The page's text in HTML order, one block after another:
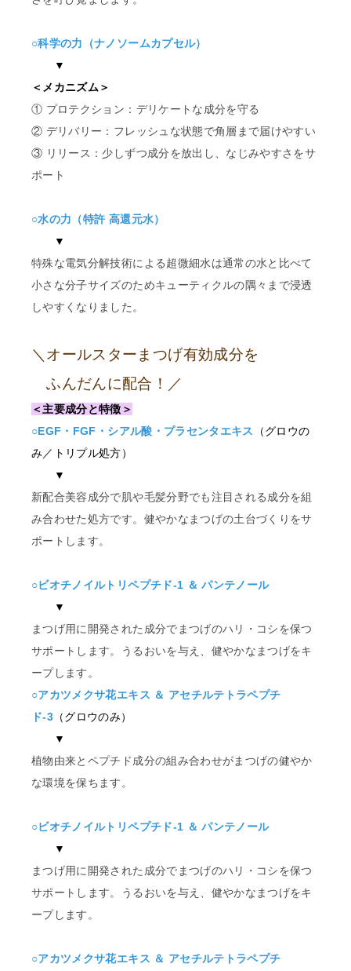
○科学の力（ナノソームカプセル）
▼
＜メカニズム＞
① プロテクション：デリケートな成分を守る
② デリバリー：フレッシュな状態で角層まで届けやすい
③ リリース：少しずつ成分を放出し、なじみやすさをサ
ポート
○水の力（特許 高還元水）
▼
特殊な電気分解技術による超微細水は通常の水と比べて
小さな分子サイズのためキューティクルの隅々まで浸透
しやすくなりました。
＼オールスターまつげ有効成分を
ふんだんに配合！／
＜主要成分と特徴＞
○EGF・FGF・シアル酸・プラセンタエキス
（グロウの
み／トリプル処方）
▼
新配合美容成分で肌や毛髪分野でも注目される成分を組
み合わせた処方です。健やかなまつげの土台づくりをサ
ポートします。
○ビオチノイルトリペプチド-1 ＆ パンテノール
▼
まつげ用に開発された成分でまつげのハリ・コシを保つ
サポートします。うるおいを与え、健やかなまつげをキ
ープします。
○アカツメクサ花エキス ＆ アセチルテトラペプチ
ド-3 （グロウのみ）
▼
植物由来とペプチド成分の組み合わせがまつげの健やか
な環境を保ちます。
○ビオチノイルトリペプチド-1 ＆ パンテノール
▼
まつげ用に開発された成分でまつげのハリ・コシを保つ
サポートします。うるおいを与え、健やかなまつげをキ
ープします。
○アカツメクサ花エキス ＆ アセチルテトラペプチ